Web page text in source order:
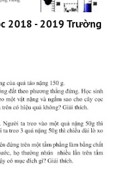
2018 - 2019 Trường